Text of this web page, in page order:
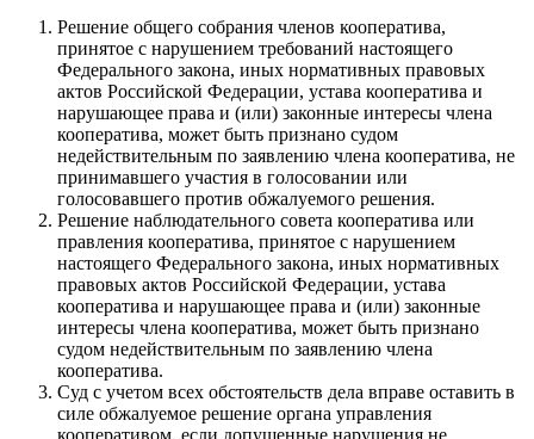
Решение общего собрания членов кооператива,
принятое с нарушением требований настоящего
Федерального закона, иных нормативных правовых
актов Российской Федерации, устава кооператива и
нарушающее права и (или) законные интересы члена
кооператива, может быть признано судом
недействительным по заявлению члена кооператива, не
принимавшего участия в голосовании или
голосовавшего против обжалуемого решения.
Решение наблюдательного совета кооператива или
правления кооператива, принятое с нарушением
настоящего Федерального закона, иных нормативных
правовых актов Российской Федерации, устава
кооператива и нарушающее права и (или) законные
интересы члена кооператива, может быть признано
судом недействительным по заявлению члена
кооператива.
Суд с учетом всех обстоятельств дела вправе оставить в
силе обжалуемое решение органа управления
кооперативом, если допущенные нарушения не